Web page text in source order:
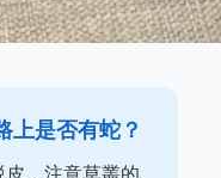
上是否有蛇？
，注意草叢的